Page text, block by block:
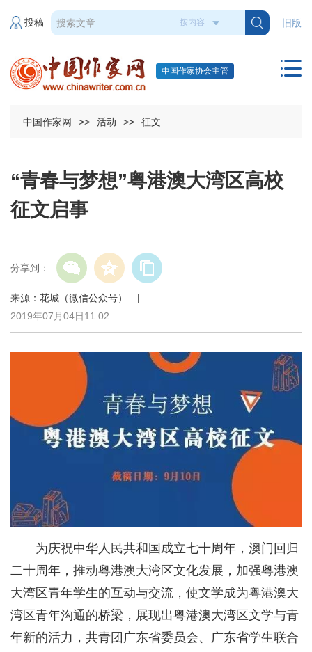
旧版
投稿
中国作家协会主管
中国作家网 >> 活动 >> 征文
“青春与梦想”粤港澳大湾区高校
征文启事
分享到：
来源：花城（微信公众号） |
2019年07月04日11:02
为庆祝中华人民共和国成立七十周年，澳门回归
二十周年，推动粤港澳大湾区文化发展，加强粤港澳
大湾区青年学生的互动与交流，使文学成为粤港澳大
湾区青年沟通的桥梁，展现出粤港澳大湾区文学与青
年新的活力，共青团广东省委员会、广东省学生联合